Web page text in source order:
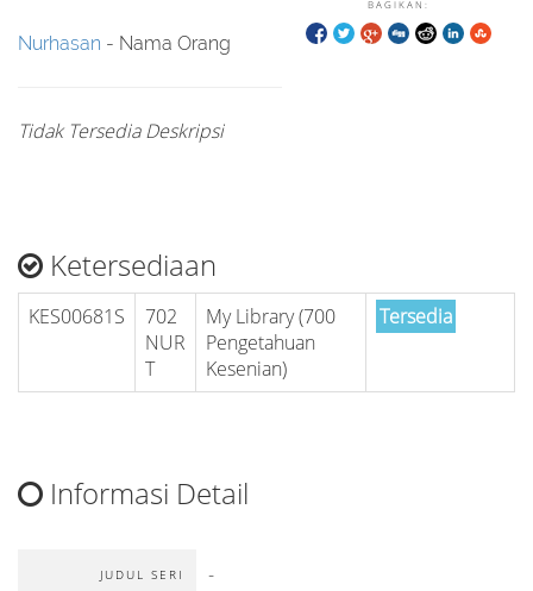
BAGIKAN:
Nurhasan - Nama Orang
Tidak Tersedia Deskripsi
Ketersediaan
KES00681S
702
NUR
T
My Library (700
Pengetahuan
Kesenian)
Tersedia
Informasi Detail
JUDUL SERI -